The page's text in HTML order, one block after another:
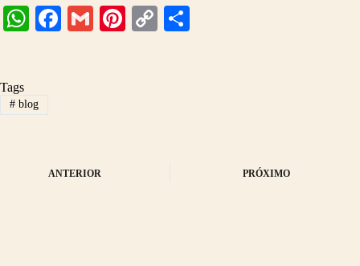
W
A
Fa G
Pi
C
Tags
#blog
ANTERIOR PRÓXIMO